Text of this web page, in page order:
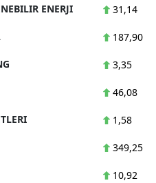
ENERJI 31,14
187,90
3,35
46,08
1,58
349,25
10,92